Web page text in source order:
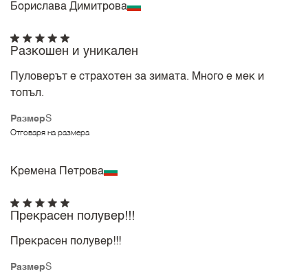
Борислава Димитрова
РазмерS
Отговаря на размера
Разкошен и уникален
Пуловерът е страхотен за зимата. Много е мек и
топъл.
Кремена Петрова
РазмерS
Прекрасен полувер!!!
Прекрасен полувер!!!